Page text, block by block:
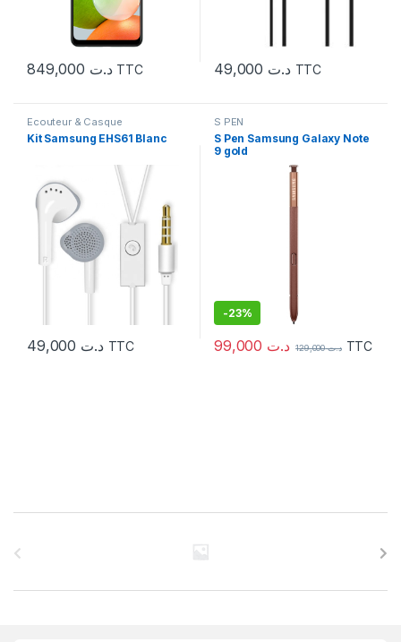
د.ت TTC د.ت TTC
Ecouteur & Casque
Kit Samsung EHS61 Blanc
د.ت TTC
S PEN
S Pen Samsung Galaxy Note
9 gold
-23%
د.ت د.ت129,000 TTC